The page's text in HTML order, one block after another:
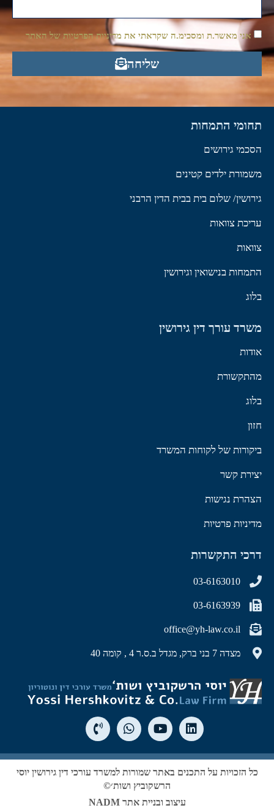
אני מאשר.ת ומסכימ.ה שקראתי את מדיניות הפרטיות של האתר
שליחה
תחומי התמחות
הסכמי גירושים
משמורת ילדים קטינים
גירושין/ שלום בית בבית הדין הרבני
עריכת צוואות
צוואות
התמחות בנישואין וגירושין
בלוג
משרד עורך דין גירושין
אודות
מהתקשורת
בלוג
חזון
ביקורות של לקוחות המשרד
יצירת קשר
הצהרת נגישות
מדיניות פרטיות
דרכי התקשרות
03-6163010
03-6163939
office@yh-law.co.il
מצדה 7 בני ברק, מגדל ב.ס.ר 4 , קומה 40
עיצוב ובניית אתר NADM
כל הזכויות על התכנים באתר שמורות למשרד עורכי דין גירושין יוסי
הרשקוביץ ושות׳©